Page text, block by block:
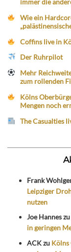
immer die
Wie ein
Coffins live in
Der Ruhrpilot
Mehr
zum rollenden
Kölns
Mengen noch
The Casualties
Frank
Leipziger
nutzen
Joe Hanneszu
in geringen
ACKzu